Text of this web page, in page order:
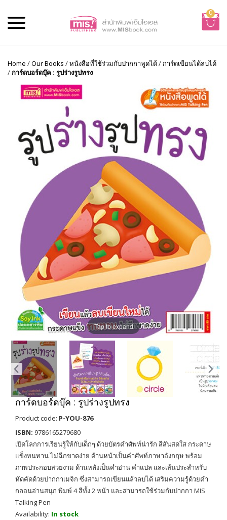
0
Home /Our Books /หนังสือที่ใช้ร่วมกับปากกาพูดได้/ การ์ดเขียนได้ลบได้
/การ์ดบอร์ดบุ๊ค : รูปร่างรูปทรง
Tap to expand
การ์ดบอร์ดบุ๊ค : รูปร่างรูปทรง
Product code: P-YOU-876
ISBN: 9786165279680
เปิดโลกการเรียนรู้ให้กับเด็กๆ ด้วยบัตรคำศัพท์น่ารัก สีสันสดใส กระดาษ
แข็งทนทาน ไม่ฉีกขาดง่าย ด้านหน้าเป็นคำศัพท์ภาษาอังกฤษ พร้อม
ภาพประกอบสวยงาม ด้านหลังเป็นคำอ่าน คำแปล และเส้นประสำหรับ
หัดคัดด้วยปากกาเมจิก ซึ่งสามารถเขียนแล้วลบได้ เสริมความรู้ด้วยคำ
กลอนอ่านสนุก พิมพ์ 4 สีทั้ง 2 หน้า และสามารถใช้ร่วมกับปากกา MIS
Talking Pen
Availability: In stock